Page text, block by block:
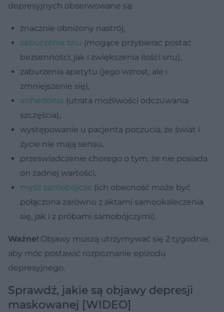
depresyjnych obserwowane są:
znacznie obniżony nastrój,
zaburzenia snu (mogące przybierać postać
bezsenności, jak i zwiększenia ilości snu),
zaburzenia apetytu (jego wzrost, ale i
zmniejszenie się),
anhedonia (utrata możliwości odczuwania
szczęścia),
występowanie u pacjenta poczucia, że świat i
życie nie mają sensu,
przeświadczenie chorego o tym, że nie posiada
on żadnej wartości,
myśli samobójcze (ich obecność może być
połączona zarówno z aktami samookaleczenia
się, jak i z próbami samobójczymi).
Ważne! Objawy muszą utrzymywać się 2 tygodnie,
aby móc postawić rozpoznanie epizodu
depresyjnego.
Sprawdź, jakie są objawy depresji
maskowanej [WIDEO]